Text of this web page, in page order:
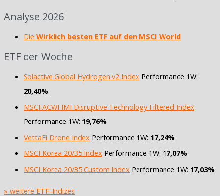
Analyse 2026
Die Wirklich besten ETF auf den MSCI World
ETF der Woche
Solactive Global Hydrogen v2 Index Performance 1W:
20,40%
MSCI ACWI IMI Disruptive Technology Filtered Index
Performance 1W: 19,76%
VettaFi Drone Index Performance 1W: 17,24%
MSCI Korea 20/35 Index Performance 1W: 17,07%
MSCI Korea 20/35 Custom Index Performance 1W: 17,03%
» weitere ETF-Indizes